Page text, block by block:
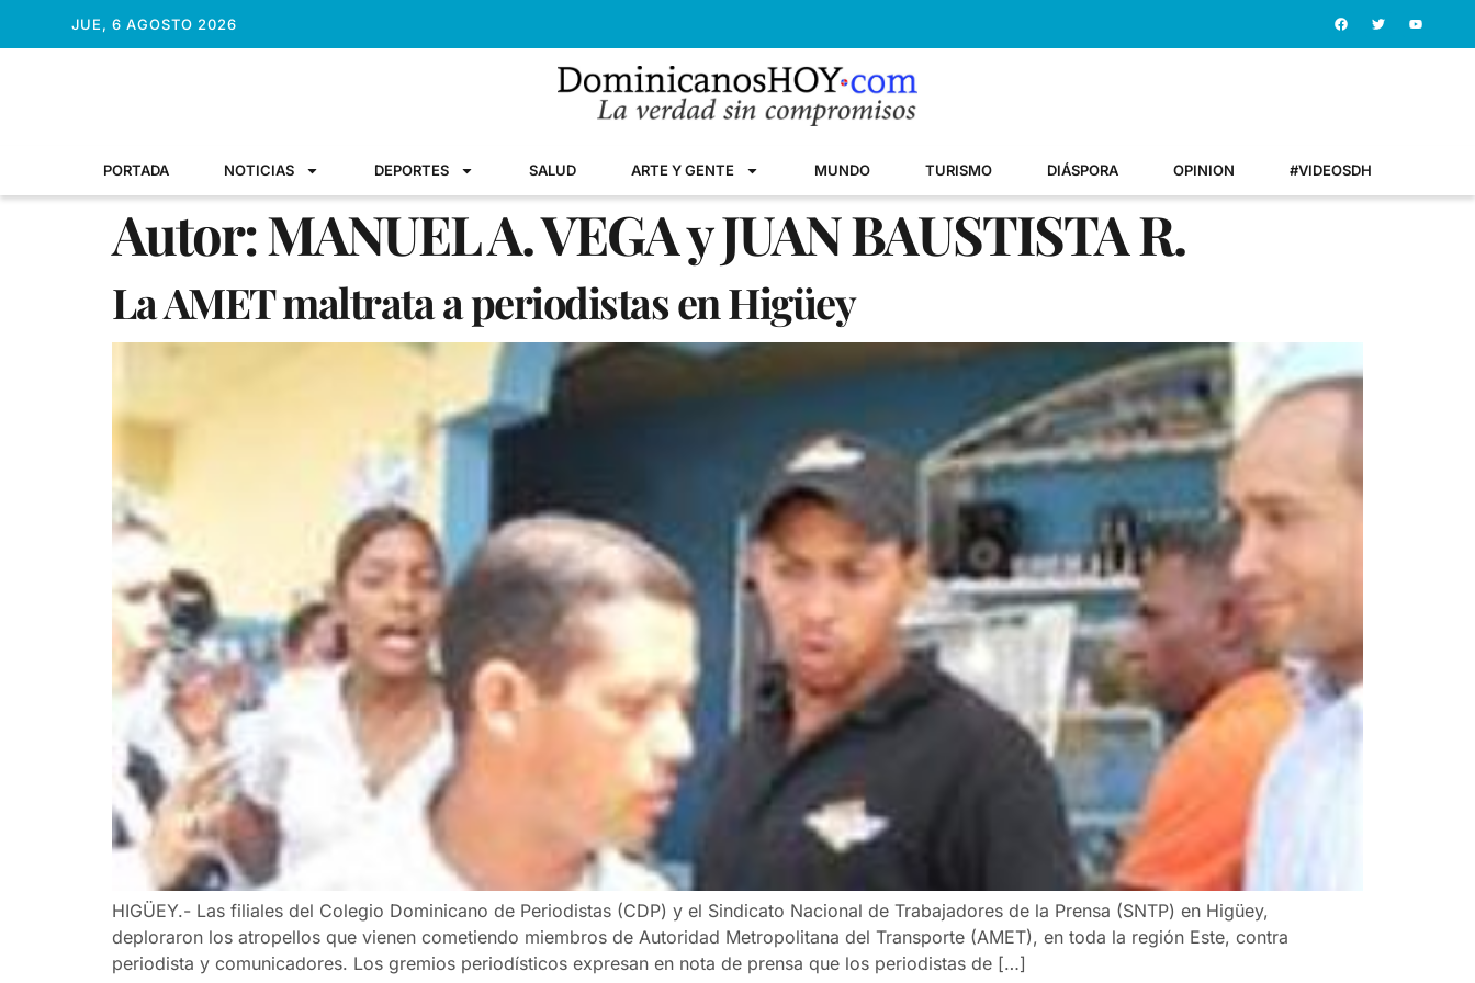
JUE, 6 AGOSTO 2026
PORTADA NOTICIAS DEPORTES SALUD ARTE Y GENTE MUNDO TURISMO DIÁSPORA OPINION #VIDEOSDH
Autor:MANUEL A. VEGA y JUAN BAUSTISTA R.
La AMET maltrata a periodistas en Higüey
HIGÜEY.- Las filiales del Colegio Dominicano de Periodistas (CDP) y el Sindicato Nacional de Trabajadores de la Prensa (SNTP) en Higüey,
deploraron los atropellos que vienen cometiendo miembros de Autoridad Metropolitana del Transporte (AMET), en toda la región Este, contra
periodista y comunicadores. Los gremios periodísticos expresan en nota de prensa que los periodistas de […]